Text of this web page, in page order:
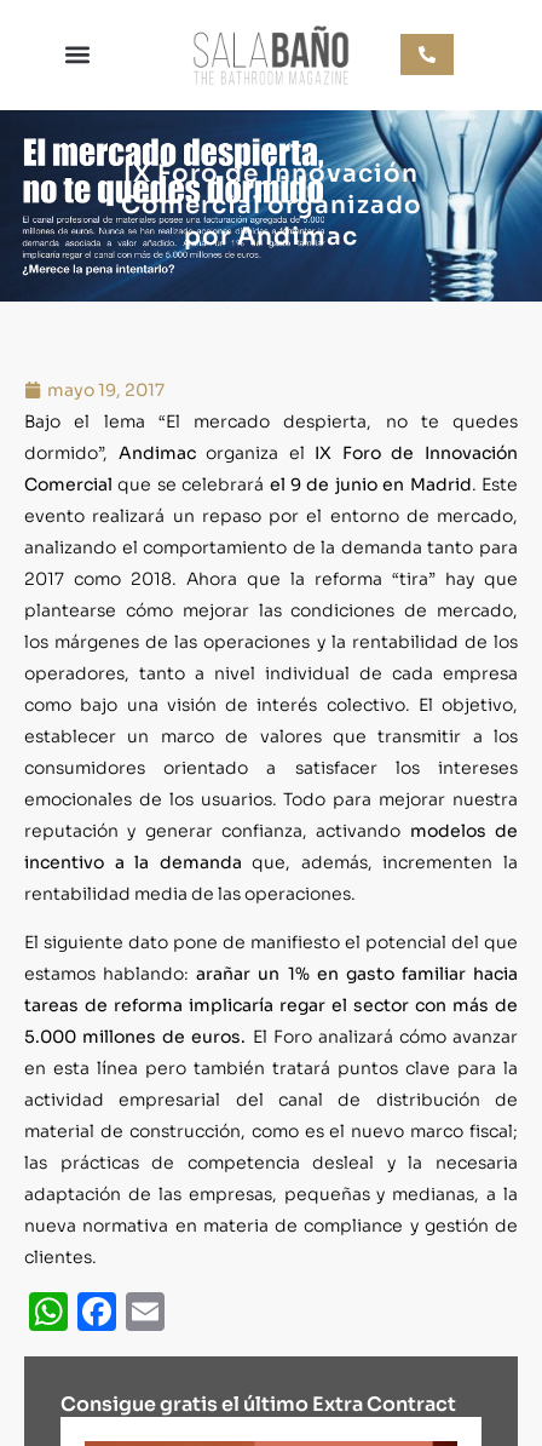
IX Foro de Innovación
Comercial organizado
por Andimac
mayo 19, 2017
Bajo el lema “El mercado despierta, no te quedes
dormido”, Andimacorganiza el IX Foro de Innovación
Comercial que se celebrará el 9 de junio en Madrid. Este
evento realizará un repaso por el entorno de mercado,
analizando el comportamiento de la demanda tanto para
2017 como 2018. Ahora que la reforma “tira” hay que
plantearse cómo mejorar las condiciones de mercado,
los márgenes de las operaciones y la rentabilidad de los
operadores, tanto a nivel individual de cada empresa
como bajo una visión de interés colectivo. El objetivo,
establecer un marco de valores que transmitir a los
consumidores orientado a satisfacer los intereses
emocionales de los usuarios. Todo para mejorar nuestra
reputación y generar confianza, activando modelos de
incentivo a la demandaque, además, incrementen la
rentabilidad media de las operaciones.
El siguiente dato pone de manifiesto el potencial del que
estamos hablando:arañar un 1% en gasto familiar hacia
tareas de reforma implicaría regar el sector con más de
5.000 millones de euros. El Foro analizará cómo avanzar
en esta línea pero también tratará puntos clave para la
actividad empresarial del canal de distribución de
material de construcción, como es el nuevo marco fiscal;
las prácticas de competencia desleal y la necesaria
adaptación de las empresas, pequeñas y medianas, a la
nueva normativa en materia de compliance y gestión de
clientes.
WhatsApp
Facebook
Consigue gratis el último Extra Contract